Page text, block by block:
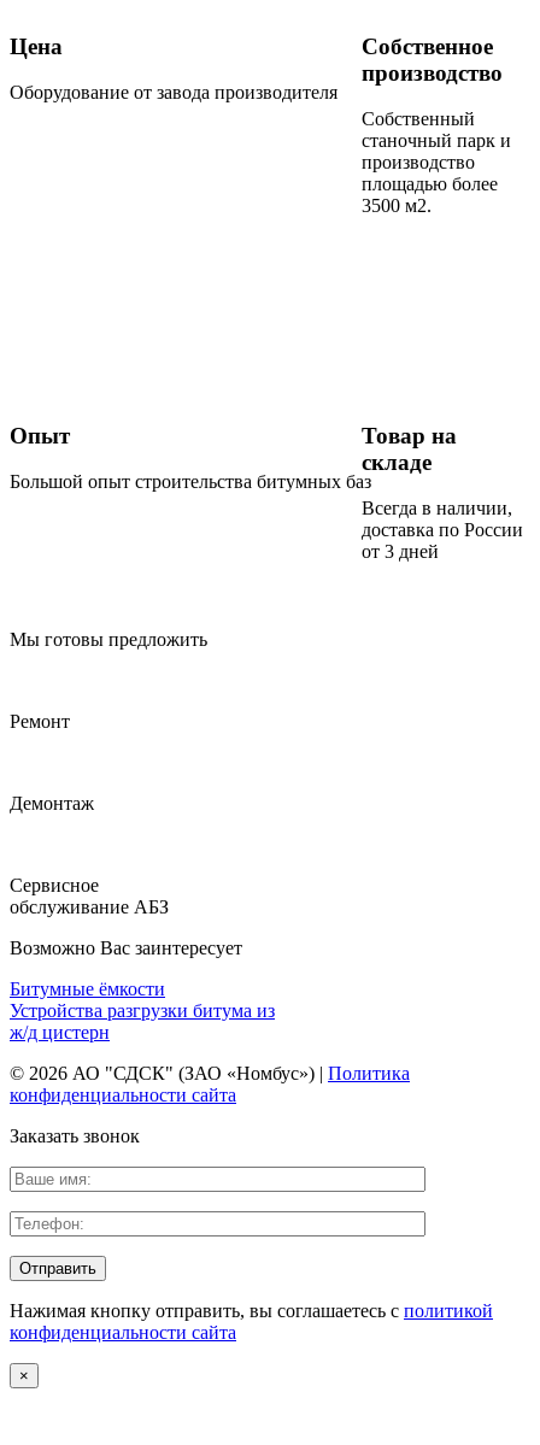
Цена
Оборудование от завода производителя
Собственное
производство
Собственный
станочный парк и
производство
площадью более
3500 м2.
Опыт
Большой опыт строительства битумных баз
Товар на
складе
Всегда в наличии,
доставка по России
от 3 дней
Мы готовы предложить
Ремонт
Демонтаж
Сервисное
обслуживание АБЗ
Возможно Вас заинтересует
Битумные ёмкости
Устройства разгрузки битума из
ж/д цистерн
© 2026 АО "СДСК" (ЗАО «Номбус») | Политика
конфиденциальности сайта
Заказать звонок
Нажимая кнопку отправить, вы соглашаетесь с политикой
конфиденциальности сайта
×